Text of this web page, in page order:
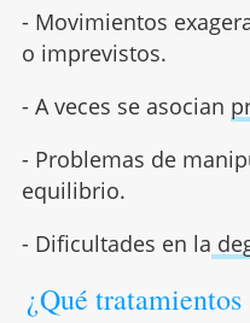
- Movimientos
o imprevistos.
- A veces se asocian
- Problemas de
equilibrio.
- Dificultades en la
¿Qué tratamientos